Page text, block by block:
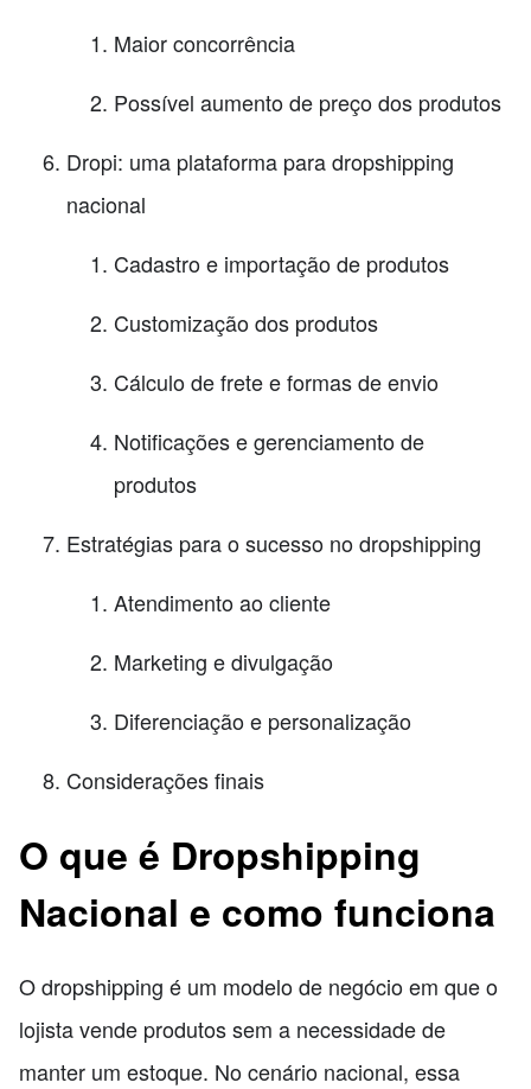
Maior concorrência
Possível aumento de preço dos produtos
Dropi: uma plataforma para dropshipping
nacional
Cadastro e importação de produtos
Customização dos produtos
Cálculo de frete e formas de envio
Notificações e gerenciamento de
produtos
Estratégias para o sucesso no dropshipping
Atendimento ao cliente
Marketing e divulgação
Diferenciação e personalização
Considerações finais
O que é Dropshipping
Nacional e como funciona
O dropshipping é um modelo de negócio em que o
lojista vende produtos sem a necessidade de
manter um estoque. No cenário nacional, essa